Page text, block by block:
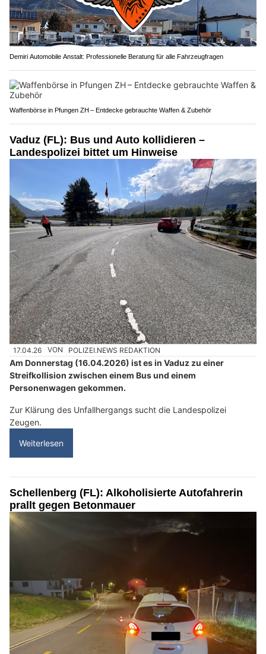
Demiri Automobile Anstalt: Professionelle Beratung für alle Fahrzeugfragen
Waffenbörse in Pfungen ZH – Entdecke gebrauchte Waffen & Zubehör
Vaduz (FL): Bus und Auto kollidieren –
Landespolizei bittet um Hinweise
17.04.26 VON POLIZEI.NEWS REDAKTION
Am Donnerstag (16.04.2026) ist es in Vaduz zu einer
Streifkollision zwischen einem Bus und einem
Personenwagen gekommen.
Zur Klärung des Unfallhergangs sucht die Landespolizei
Zeugen.
Weiterlesen
Schellenberg (FL): Alkoholisierte Autofahrerin
prallt gegen Betonmauer